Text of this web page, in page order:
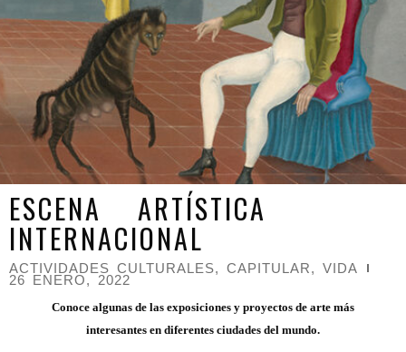
ESCENA ARTÍSTICA
INTERNACIONAL
ACTIVIDADES CULTURALES, CAPITULAR, VIDA
26 ENERO, 2022
Conoce algunas de las exposiciones y proyectos de arte más
interesantes en diferentes ciudades del mundo.